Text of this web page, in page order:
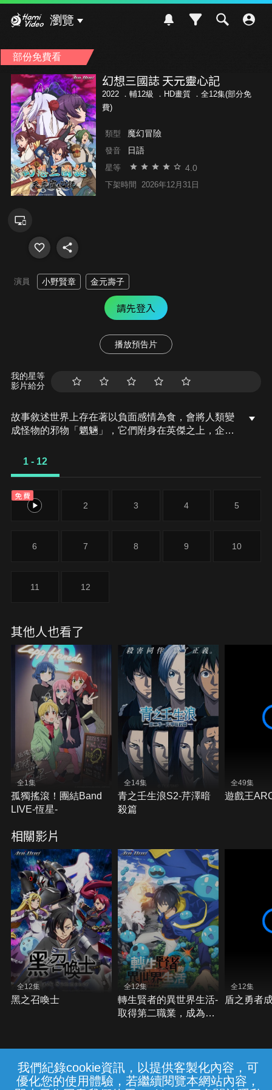
我們紀錄cookie資訊，以提供客製化內容，可
優化您的使用體驗，若繼續閱覽本網站內容，
瀏覽
部份免費看
幻想三國誌 天元靈心記
2022 ． 輔12級
．HD畫質 ．全12集(部分免
費)
類型 魔幻冒險
發音 日語
星等 4.0
下架時間 2026年12月31日
演員 小野賢章 金元壽子
請先登入
播放預告片
我的星等
影片給分
故事敘述世界上存在著以負面感情為食，會將人類變
成怪物的邪物「魍魎」，它們附身在英傑之上，企圖
組織「天元」召集了狩獵魍魎的部隊「魎狩六隊」，
除魔的使命。
1 - 12
免費
1 2 3 4 5
6 7 8 9 10
11 12
其他人也看了
全1集
孤獨搖滾！團結Band
LIVE-恆星-
全14集
青之壬生浪S2-芹澤暗
殺篇
全49集
遊戲王
相關影片
全12集
黑之召喚士
全12集
轉生賢者的異世界生活-
取得第二職業，成為世
全12集
盾之勇者
常見問題 線上客服 服務條款 隱私權保護
{{notifyMsg}}